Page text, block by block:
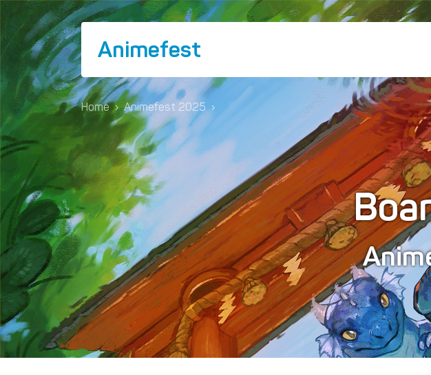
Animefest
Home › Animefest 2025 ›